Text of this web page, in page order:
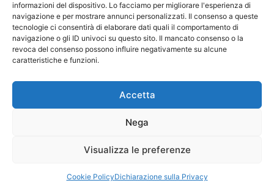
informazioni del dispositivo. Lo facciamo per migliorare l'esperienza di
navigazione e per mostrare annunci personalizzati. Il consenso a queste
tecnologie ci consentirà di elaborare dati quali il comportamento di
navigazione o gli ID univoci su questo sito. Il mancato consenso o la
revoca del consenso possono influire negativamente su alcune
caratteristiche e funzioni.
Accetta
Nega
Visualizza le preferenze
Cookie PolicyDichiarazione sulla Privacy
Recupero Dati NAS a Livorno
© 2026 Recupero Dati NAS - P.IVA: 03054500990
Privacy policy|Cookie Policy
Questo è un sito Web privato non approvato o affiliato a nessuna delle società i
questo sito Web e sono di proprietà dei rispettivi proprietari. Le informazioni